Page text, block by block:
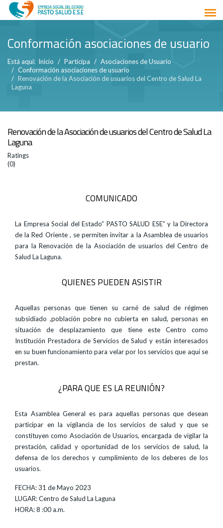
Conformación asociaciones de usuario
Está aquí: Inicio Participa
Asociaciones de Usuario
Conformación asociaciones de usuario
Renovación de la Asociación de usuarios del Centro de Salud La
Laguna
Renovación de la Asociación de usuarios del Centro de Salud La
Laguna
Ratings
(0)
COMUNICADO
La Empresa Social del Estado” PASTO SALUD ESE” y la Directora
de la Red Oriente , se permiten invitar a la Asamblea de usuarios
para la Renovación de la Asociación de usuarios del Centro de
Salud La Laguna.
QUIENES PUEDEN ASISTIR
Aquellas personas que tienen su carné de salud de régimen
subsidiado ,población pobre no cubierta en salud, personas en
situación de desplazamiento que tiene este Centro como
Institución Prestadora de Servicios de Salud y están interesados
en su buen funcionamiento para velar por los servicios que aquí se
prestan.
¿PARA QUE ES LA REUNIÓN?
Esta Asamblea General es para aquellas personas que desean
participar en la vigilancia de los servicios de salud y que se
constituyen como Asociación de Usuarios, encargada de vigilar la
prestación, calidad y oportunidad de los servicios de salud, la
defensa de los derechos y cumplimiento de los deberes de los
usuarios.
FECHA: 31 de Mayo 2023
LUGAR: Centro de Salud La Laguna
HORA: 8 :00 a.m.